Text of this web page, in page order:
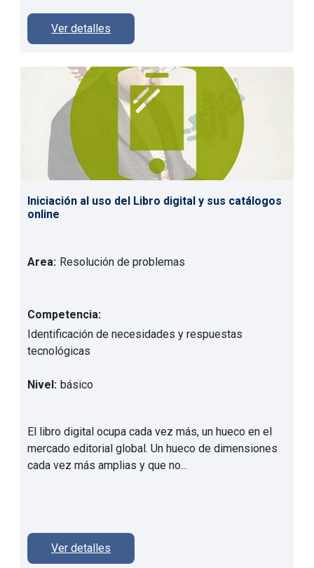
Ver detalles
Iniciación al uso del Libro digital y sus catálogos
online
Area: Resolución de problemas
Competencia:
Identificación de necesidades y respuestas
tecnológicas
Nivel: básico
El libro digital ocupa cada vez más, un hueco en el
mercado editorial global. Un hueco de dimensiones
cada vez más amplias y que no...
Ver detalles